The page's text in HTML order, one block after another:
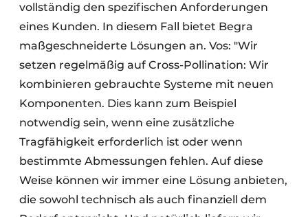
vollständig den spezifischen Anforderungen
eines Kunden. In diesem Fall bietet Begra
maßgeschneiderte Lösungen an. Vos: "Wir
setzen regelmäßig auf Cross-Pollination: Wir
kombinieren gebrauchte Systeme mit neuen
Komponenten. Dies kann zum Beispiel
notwendig sein, wenn eine zusätzliche
Tragfähigkeit erforderlich ist oder wenn
bestimmte Abmessungen fehlen. Auf diese
Weise können wir immer eine Lösung anbieten,
die sowohl technisch als auch finanziell dem